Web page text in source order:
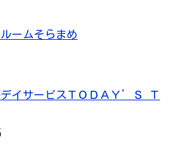
ームそらまめ
デイサービスＴＯＤＡＹ’Ｓ Ｔ